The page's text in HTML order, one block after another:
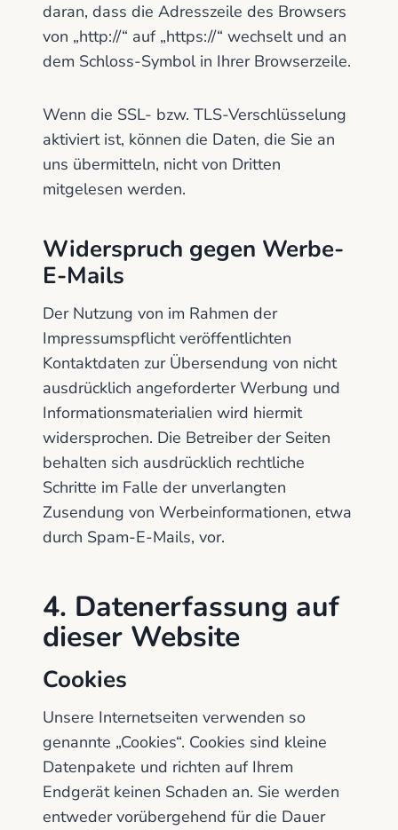
daran, dass die Adresszeile des Browsers
von „http://“ auf „https://“ wechselt und an
dem Schloss-Symbol in Ihrer Browserzeile.
Wenn die SSL- bzw. TLS-Verschlüsselung
aktiviert ist, können die Daten, die Sie an
uns übermitteln, nicht von Dritten
mitgelesen werden.
Widerspruch gegen Werbe-
E-Mails
Der Nutzung von im Rahmen der
Impressumspflicht veröffentlichten
Kontaktdaten zur Übersendung von nicht
ausdrücklich angeforderter Werbung und
Informationsmaterialien wird hiermit
widersprochen. Die Betreiber der Seiten
behalten sich ausdrücklich rechtliche
Schritte im Falle der unverlangten
Zusendung von Werbeinformationen, etwa
durch Spam-E-Mails, vor.
4. Datenerfassung auf
dieser Website
Cookies
Unsere Internetseiten verwenden so
genannte „Cookies“. Cookies sind kleine
Datenpakete und richten auf Ihrem
Endgerät keinen Schaden an. Sie werden
entweder vorübergehend für die Dauer